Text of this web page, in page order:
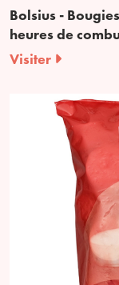
Bolsius -
heures de
Visiter